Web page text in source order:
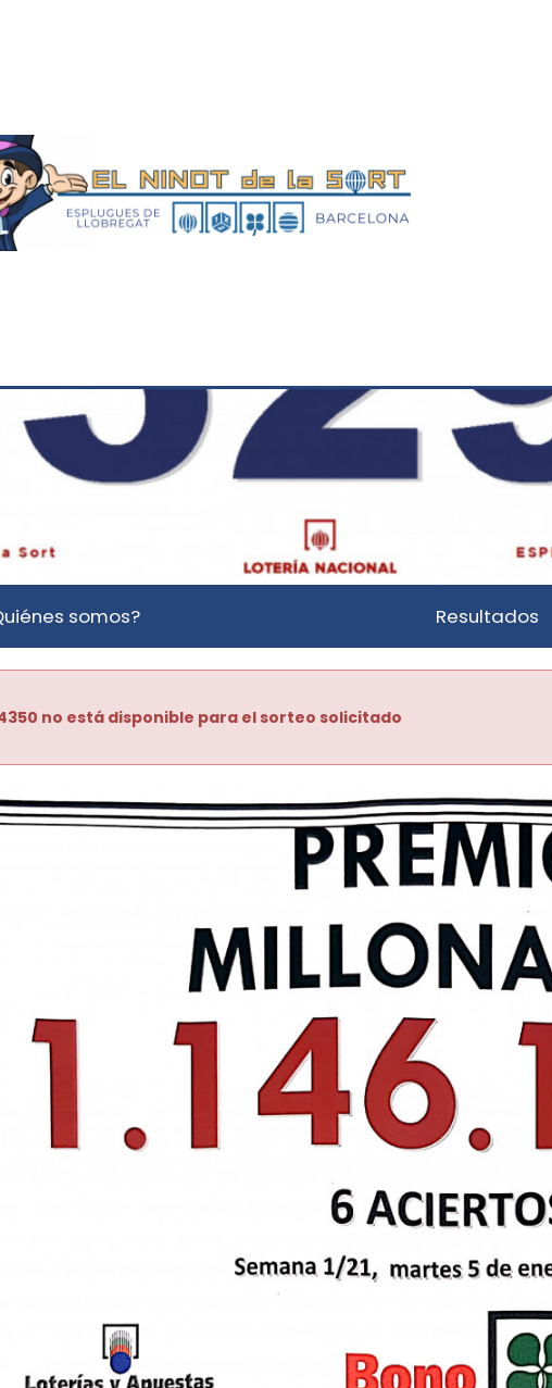
somos? Resultados
no está disponible para el sorteo solicitado
anterior